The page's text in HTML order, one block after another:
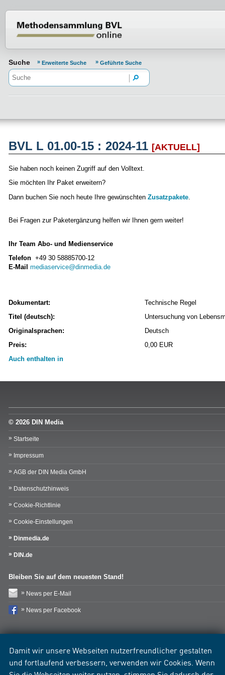
Damit wir unsere Webseiten nutzerfreundlicher gestalten
und fortlaufend verbessern, verwenden wir Cookies. Wenn
Suche Erweiterte Suche Geführte Suche
BVL L 01.00-15 : 2024-11 [AKTUELL]
Sie haben noch keinen Zugriff auf den Volltext.
Sie möchten Ihr Paket erweitern?
Dann buchen Sie noch heute Ihre gewünschten Zusatzpakete
Bei Fragen zur Paketergänzung helfen wir Ihnen gern weiter!
Ihr Team Abo- und Medienservice
Telefon +49 30 58885700-12
E-Mail mediaservice@dinmedia.de
Dokumentart:
Technische Regel
Titel (deutsch):
Untersuchung von
Originalsprachen:
Deutsch
Preis:
0,00 EUR
Auch enthalten in
© 2026 DIN Media
Startseite
Impressum
AGB der DIN Media GmbH
Datenschutzhinweis
Cookie-Richtlinie
Cookie-Einstellungen
Dinmedia.de
DIN.de
Bleiben Sie auf dem neuesten Stand!
News per E-Mail
News per Facebook